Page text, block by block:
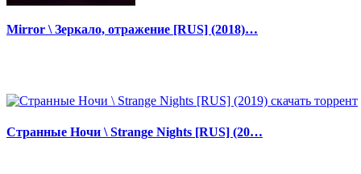
Mirror \ Зеркало, отражение [RUS] (2018)…
Странные Ночи \ Strange Nights [RUS] (20…